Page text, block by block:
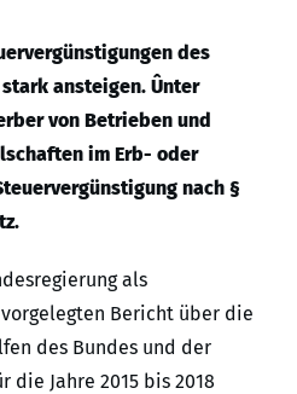
des
ansteigen. Ûnter
von Betrieben und
im Erb- oder
nach §
als
Bericht über die
des Bundes und der
die Jahre 2015 bis 2018